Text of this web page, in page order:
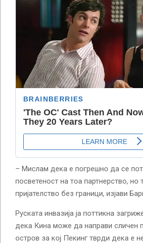
– Мислам дека е погрешно да се
посветеност на тоа партнерство, но
пријателство без граници, изјави
Руската инвазија ја поттикна
дека Кина може да направи сличен
остров за кој Пекинг тврди дека е